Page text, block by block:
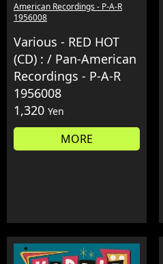
American Recordings - P-A-R
1956008
Various - RED HOT
(CD) : / Pan-American
Recordings - P-A-R
1956008
1,320 Yen
MORE